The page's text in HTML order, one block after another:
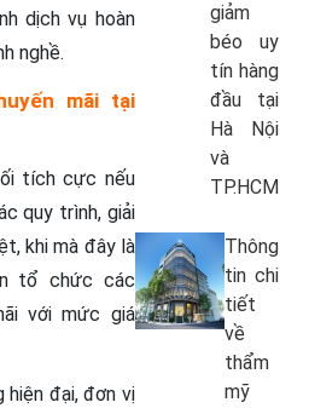
dịch vụ hoàn
nghề.
mãi tại
tích cực nếu
quy trình, giải
khi mà đây là
tổ chức các
với mức giá
hiện đại, đơn vị
giảm
béo uy
tín hàng
đầu tại
Hà Nội
và
TP.HCM
Thông
tin chi
tiết
về
thẩm
mỹ